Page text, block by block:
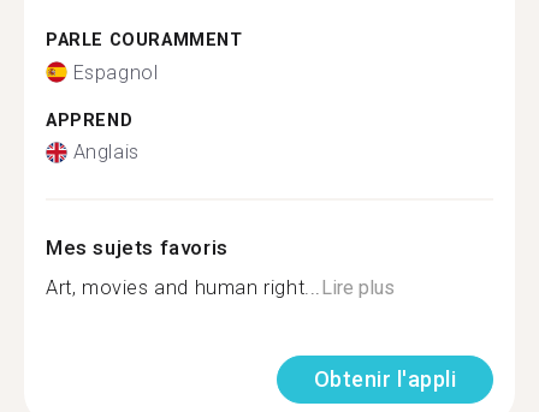
PARLE COURAMMENT
Espagnol
APPREND
Anglais
Mes sujets favoris
Art, movies and human right...Lire plus
Obtenir l'appli